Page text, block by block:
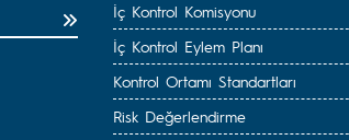
İç Kontrol Komisyonu
İç Kontrol Eylem Planı
Kontrol Ortamı Standartları
Risk Değerlendirme